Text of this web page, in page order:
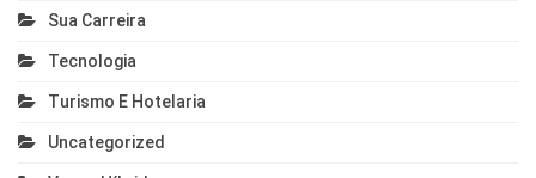
Sua Carreira
Tecnologia
Turismo E Hotelaria
Uncategorized